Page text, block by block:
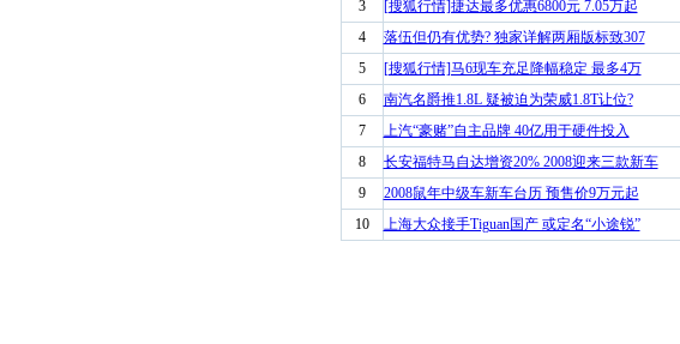
3
[搜狐行情]捷达最多优惠6800元 7.05万起
4
落伍但仍有优势? 独家详解两厢版标致307
5
[搜狐行情]马6现车充足降幅稳定 最多4万
6
南汽名爵推1.8L 疑被迫为荣威1.8T让位?
7
上汽“豪赌”自主品牌 40亿用于硬件投入
8
长安福特马自达增资20% 2008迎来三款新车
9
2008鼠年中级车新车台历 预售价9万元起
10
上海大众接手Tiguan国产 或定名“小途锐”